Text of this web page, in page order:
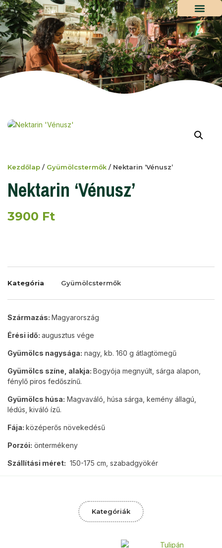
Kezdőlap / Gyümölcstermők / Nektarin ‘Vénusz’
Nektarin ‘Vénusz’
3900 Ft
Kategória Gyümölcstermők
Származás: Magyarország
Érési idő: augusztus vége
Gyümölcs nagysága: nagy, kb. 160 g átlagtömegű
Gyümölcs színe, alakja: Bogyója megnyúlt, sárga alapon,
fénylő piros fedőszínű.
Gyümölcs húsa: Magvaváló, húsa sárga, kemény állagú,
lédús, kiváló ízű.
Fája: középerős növekedésű
Porzói: öntermékeny
Szállítási méret: 150-175 cm, szabadgyökér
Kategóriák